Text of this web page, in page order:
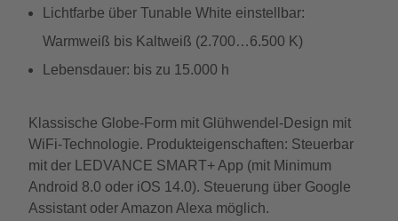
Lichtfarbe über Tunable White einstellbar:
Warmweiß bis Kaltweiß (2.700…6.500 K)
Lebensdauer: bis zu 15.000 h
Klassische Globe-Form mit Glühwendel-Design mit
WiFi-Technologie. Produkteigenschaften: Steuerbar
mit der LEDVANCE SMART+ App (mit Minimum
Android 8.0 oder iOS 14.0). Steuerung über Google
Assistant oder Amazon Alexa möglich.